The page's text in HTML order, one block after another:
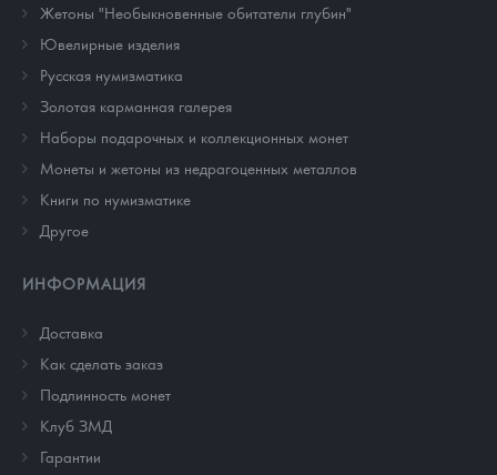
Жетоны "Необыкновенные обитатели глубин"
Ювелирные изделия
Русская нумизматика
Золотая карманная галерея
Наборы подарочных и коллекционных монет
Монеты и жетоны из недрагоценных металлов
Книги по нумизматике
Другое
ИНФОРМАЦИЯ
Доставка
Как сделать заказ
Подлинность монет
Клуб ЗМД
Гарантии